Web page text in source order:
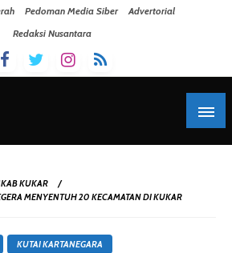
Pedoman Media Siber
Advertorial
Redaksi Nusantara
KUKAR
MENYENTUH 20 KECAMATAN DI KUKAR
KUTAI KARTANEGARA